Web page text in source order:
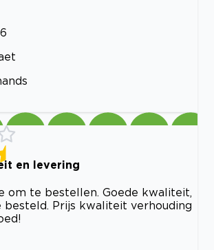
en levering
om te bestellen. Goede kwaliteit,
Prijs kwaliteit verhouding